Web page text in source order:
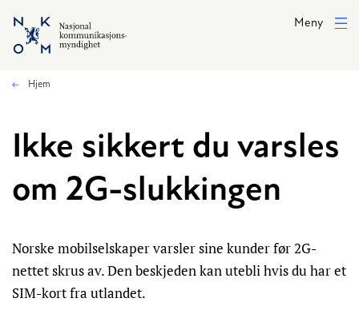
Hopp til hovedinnhold
Meny
Hjem
Ikke sikkert du varsles
om 2G-slukkingen
Norske mobilselskaper varsler sine kunder før 2G-
nettet skrus av. Den beskjeden kan utebli hvis du har et
SIM-kort fra utlandet.